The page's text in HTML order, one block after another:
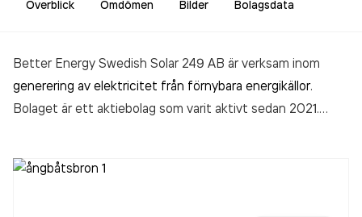
Överblick Omdömen Bilder Bolagsdata
Better Energy Swedish Solar 249 AB är verksam inom
generering av elektricitet från förnybara energikällor.
Bolaget är ett aktiebolag som varit aktivt sedan 2021.